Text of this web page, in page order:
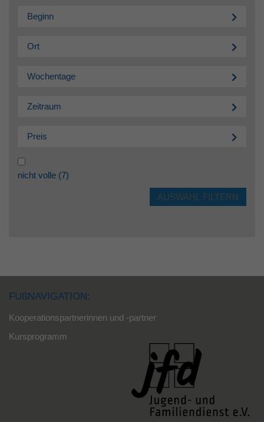
Beginn
Ort
Wochentage
Zeitraum
Preis
nicht volle (7)
FUßNAVIGATION:
Kooperationspartnerinnen und -partner
Kursprogramm